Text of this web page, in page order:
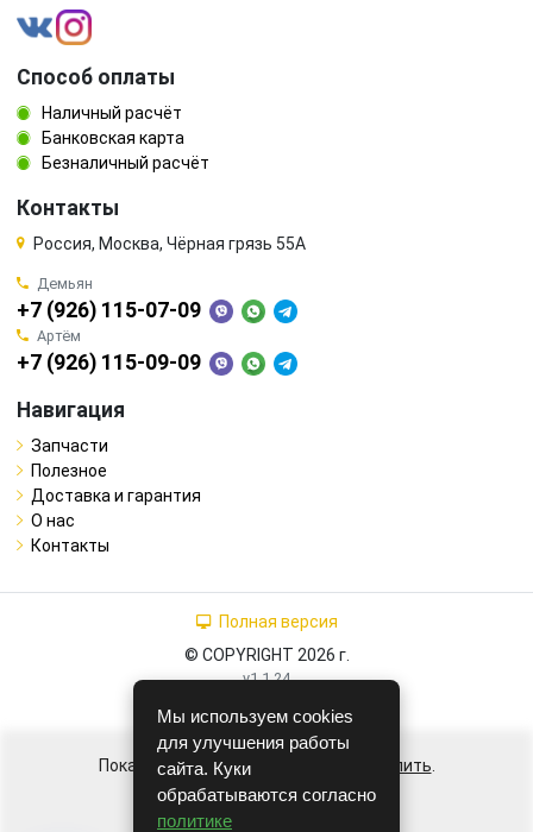
Способ оплаты
Наличный расчёт
Банковская карта
Безналичный расчёт
Контакты
Россия, Москва, Чёрная грязь 55А
Демьян
+7 (926) 115-07-09
Артём
+7 (926) 115-09-09
Навигация
Запчасти
Полезное
Доставка и гарантия
О нас
Контакты
Полная версия
© COPYRIGHT 2026 г.
v1.1.24
Мы используем cookies
для улучшения работы
сайта. Куки
обрабатываются согласно
политике
Показ виджета приостановлен, продлить
Сделано на